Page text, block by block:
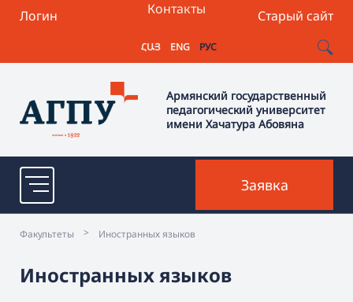
Логин Старый сайт
Контакты
ՀԱՅ ENG РУС
Армянский государственный
педагогический университет
имени Хачатура Абовяна
Заявка
Факультеты > Иностранных языков
Иностранных языков